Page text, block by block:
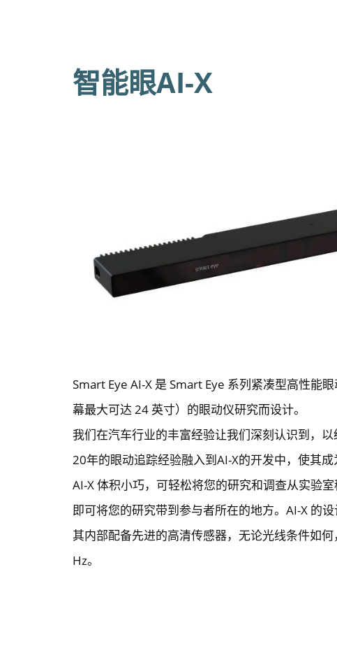
智能眼AI-X
Smart Eye AI-X 是 Smart Eye 系列紧凑型高性能
幕最大可达 24 英寸）的眼动仪研究而设计。
我们在汽车行业的丰富经验让我们深刻认识到，
20年的眼动追踪经验融入到AI-X的开发中，使其
AI-X 体积小巧，可轻松将您的研究和调查从实验
即可将您的研究带到参与者所在的地方。AI-X 的
其内部配备先进的高清传感器，无论光线条件如
Hz。